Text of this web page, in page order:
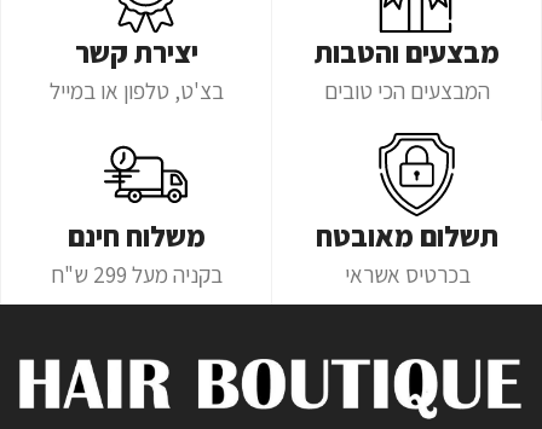
מבצעים והטבות
המבצעים הכי טובים
יצירת קשר
בצ'ט, טלפון או במייל
תשלום מאובטח
בכרטיס אשראי
משלוח חינם
בקניה מעל 299 ש"ח